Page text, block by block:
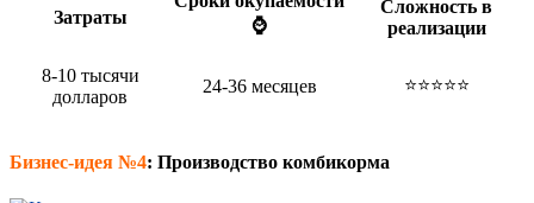
Затраты
⌚
Сложность в
реализации
8-10 тысячи
долларов
24-36 месяцев ⭐⭐⭐⭐⭐
Бизнес-идея №4: Производство комбикорма